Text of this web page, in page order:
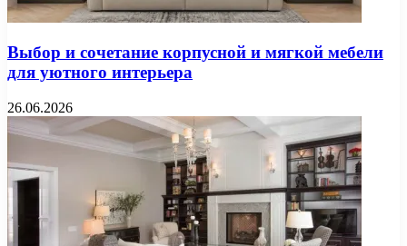
Выбор и сочетание корпусной и мягкой мебели
для уютного интерьера
26.06.2026